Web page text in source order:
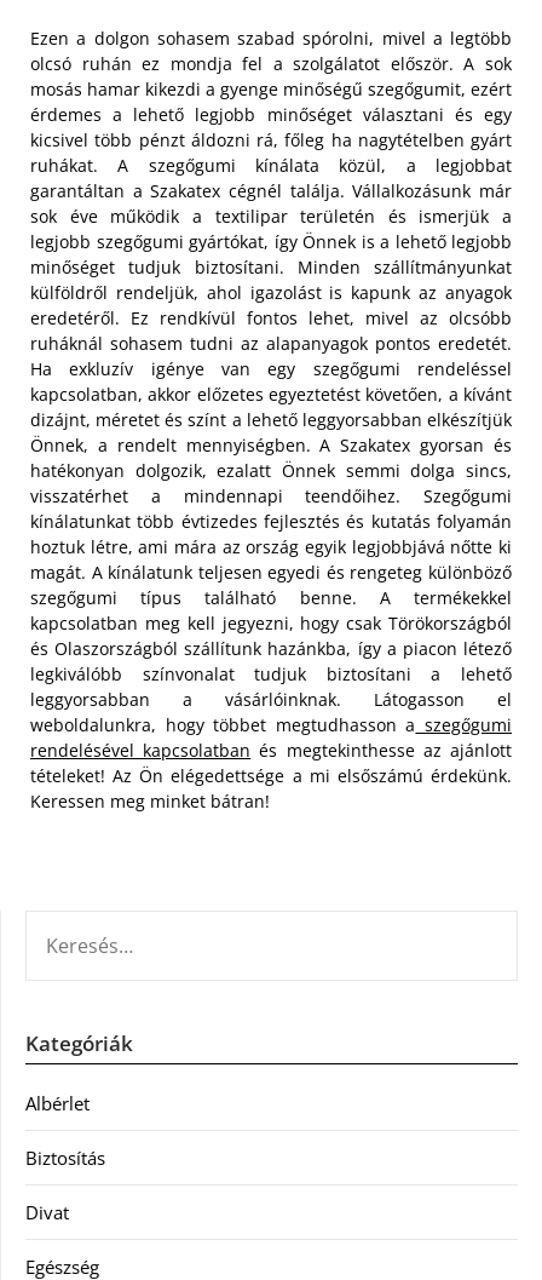
Ezen a dolgon sohasem szabad spórolni, mivel a legtöbb
olcsó ruhán ez mondja fel a szolgálatot először. A sok
mosás hamar kikezdi a gyenge minőségű szegőgumit, ezért
érdemes a lehető legjobb minőséget választani és egy
kicsivel több pénzt áldozni rá, főleg ha nagytételben gyárt
ruhákat. A szegőgumi kínálata közül, a legjobbat
garantáltan a Szakatex cégnél találja. Vállalkozásunk már
sok éve működik a textilipar területén és ismerjük a
legjobb szegőgumi gyártókat, így Önnek is a lehető legjobb
minőséget tudjuk biztosítani. Minden szállítmányunkat
külföldről rendeljük, ahol igazolást is kapunk az anyagok
eredetéről. Ez rendkívül fontos lehet, mivel az olcsóbb
ruháknál sohasem tudni az alapanyagok pontos eredetét.
Ha exkluzív igénye van egy szegőgumi rendeléssel
kapcsolatban, akkor előzetes egyeztetést követően, a kívánt
dizájnt, méretet és színt a lehető leggyorsabban elkészítjük
Önnek, a rendelt mennyiségben. A Szakatex gyorsan és
hatékonyan dolgozik, ezalatt Önnek semmi dolga sincs,
visszatérhet a mindennapi teendőihez. Szegőgumi
kínálatunkat több évtizedes fejlesztés és kutatás folyamán
hoztuk létre, ami mára az ország egyik legjobbjává nőtte ki
magát. A kínálatunk teljesen egyedi és rengeteg különböző
szegőgumi típus található benne. A termékekkel
kapcsolatban meg kell jegyezni, hogy csak Törökországból
és Olaszországból szállítunk hazánkba, így a piacon létező
legkiválóbb színvonalat tudjuk biztosítani a lehető
leggyorsabban a vásárlóinknak. Látogasson el
weboldalunkra, hogy többet megtudhasson a szegőgumi
rendelésével kapcsolatban és megtekinthesse az ajánlott
tételeket! Az Ön elégedettsége a mi elsőszámú érdekünk.
Keressen meg minket bátran!
Kategóriák
Albérlet
Biztosítás
Divat
Egészség